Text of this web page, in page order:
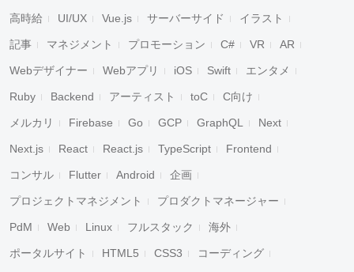
高時給 UI/UX Vue.js サーバーサイド イラスト
記事 マネジメント プロモーション C# VR AR
Webデザイナー Webアプリ iOS Swift エンタメ
Ruby Backend アーティスト toC C向け
メルカリ Firebase Go GCP GraphQL Next
Next.js React React.js TypeScript Frontend
コンサル Flutter Android 企画
プロジェクトマネジメント プロダクトマネージャー
PdM Web Linux フルスタック 海外
ポータルサイト HTML5 CSS3 コーディング